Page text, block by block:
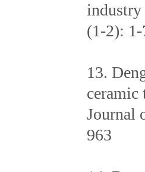
industry
(1-2):
13.
Journal
963